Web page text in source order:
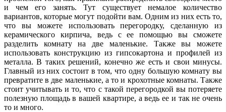
и чем его занять. Тут существует немалое количество
вариантов, которые могут подойти вам. Одним из них есть то,
что вы можете использовать перегородку, сделанную из
керамического кирпича, ведь с ее помощью вы сможете
разделить комнату на две маленькие. Также вы можете
использовать конструкцию из гипсокартона и профилей из
металла. В таких решений, конечно же есть и свои минусы.
Главный из них состоит в том, что одну большую комнату вы
превратите в две маленькие, а то и крохотные комнаты. Также
стоит учитывать и то, что с такой перегородкой вы потеряете
полезную площадь в вашей квартире, а ведь ее и так не очень
то и много.